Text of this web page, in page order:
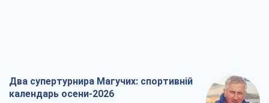
Два супертурнира Магучих: спортивній
календарь осени-2026